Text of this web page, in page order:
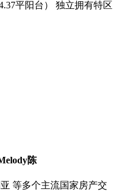
平阳台） 独立拥有特区
陈
等多个主流国家房产交